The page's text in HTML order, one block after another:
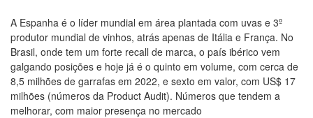
A Espanha é o líder mundial em área plantada com uvas e 3º
produtor mundial de vinhos, atrás apenas de Itália e França. No
Brasil, onde tem um forte recall de marca, o país ibérico vem
galgando posições e hoje já é o quinto em volume, com cerca de
8,5 milhões de garrafas em 2022, e sexto em valor, com US$ 17
milhões (números da Product Audit). Números que tendem a
melhorar, com maior presença no mercado